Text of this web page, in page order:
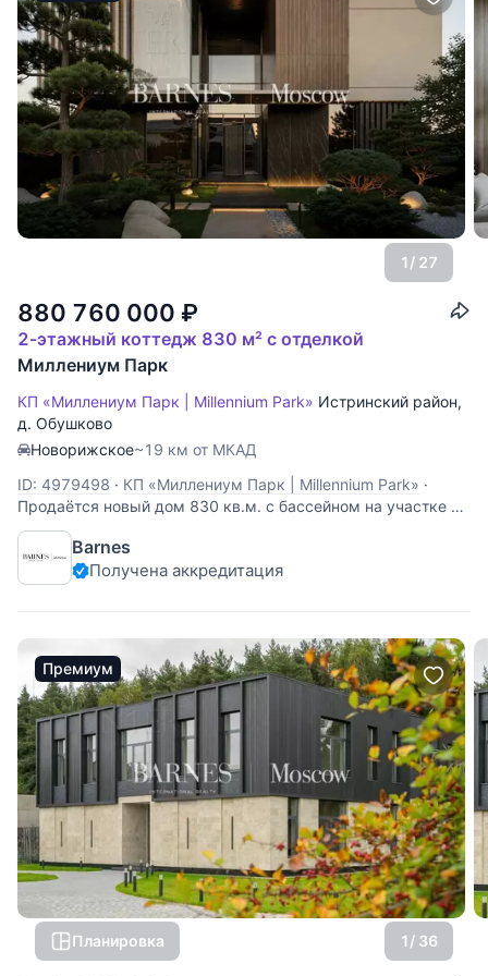
1/ 27
880 760 000 ₽
2-этажный коттедж 830 м² с отделкой
Миллениум Парк
КП «Миллениум Парк | Millennium Park» Истринский район,
д. Обушково
Новорижское~19 км от МКАД
ID: 4979498 · КП «Миллениум Парк | Millennium Park» ·
Продаётся новый дом 830 кв.м. с бассейном на участке 22
соток в КП Millennium Park (Миллениум Парк). 24 км. от
МКАД по Новорижскому шоссе. При проектировании и
реализации проекта использован подход
Barnes
Получена аккредитация
Премиум
Планировка 1/ 36